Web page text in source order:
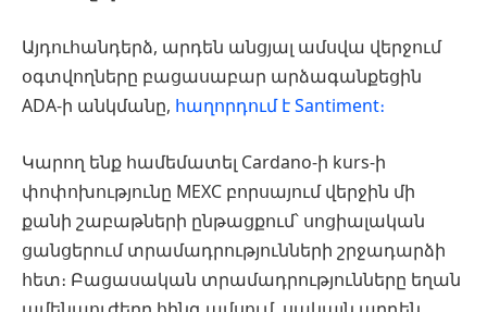
Այդուհանդերձ, արդեն անցյալ ամսվա վերջում
օգտվողները բացասաբար արձագանքեցին
ADA-ի անկմանը, հաղորդում է Santiment։
Կարող ենք համեմատել Cardano-ի kurs-ի
փոփոխությունը MEXC բորսայում վերջին մի
քանի շաբաթների ընթացքում՝ սոցիալական
ցանցերում տրամադրությունների շրջադարձի
հետ։ Բացասական տրամադրությունները եղան